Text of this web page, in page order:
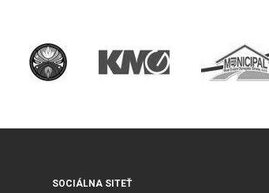
SOCIÁLNA SITEŤ